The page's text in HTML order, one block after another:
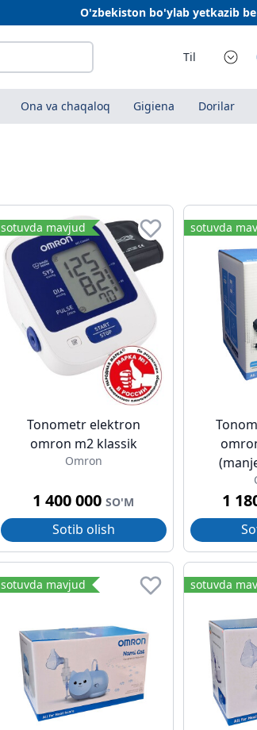
O'zbekiston bo'ylab yetkazib
Til
Ona va chaqaloq Gigiena Dorilar
sotuvda mavjud
Tonometr elektron
omron m2 klassik
Omron
1 400 000SO'M
Sotib olish
sotuvda
1
sotuvda mavjud sotuvda